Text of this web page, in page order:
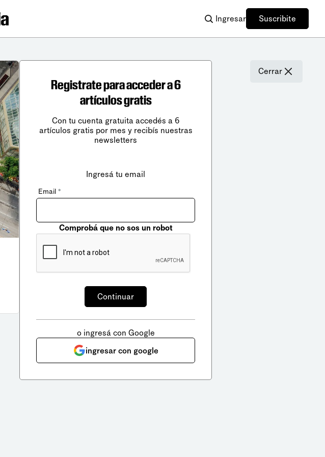
Ingresar Suscribite
Cerrar
Registrate para acceder a 6
artículos gratis
Con tu cuenta gratuita accedés a 6
artículos gratis por mes y recibís nuestras
newsletters
Ingresá tu email
Email *
Comprobá que no sos un robot
o ingresá con Google
ingresar con google